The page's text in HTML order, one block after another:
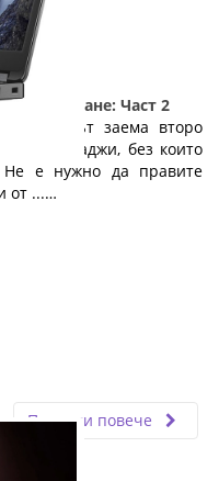
изплащане: Част 2
лаптопът заема второ
джаджи, без които
е нужно да правите
от ...…
Прочети повече